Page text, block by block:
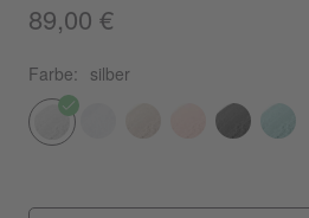
89,00 €
Farbe: silber